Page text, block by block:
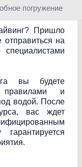
погружение
Пришло
на
вы будете
и
водой. После
вас ждет
ованным